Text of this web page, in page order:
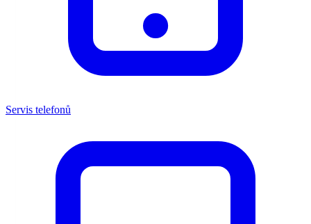
Servis telefonů